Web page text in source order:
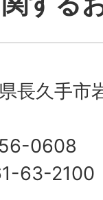
長久手市
0608
63-2100